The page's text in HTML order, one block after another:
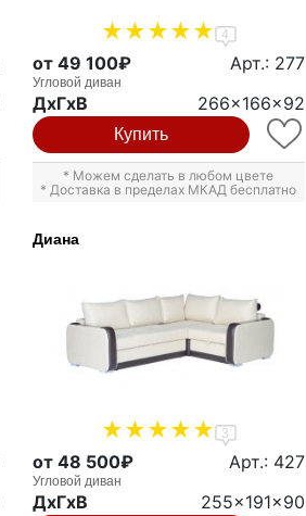
4
от 49 100₽ Арт.: 277
Угловой диван
ДxГxВ 266x166x92
Купить
* Можем сделать в любом цвете
* Доставка в пределах МКАД бесплатно
Диана
3
от 48 500₽ Арт.: 427
Угловой диван
ДxГxВ 255x191x90